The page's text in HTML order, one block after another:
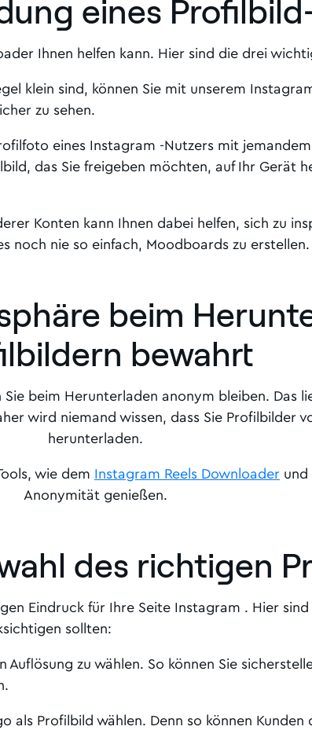
eines
Ihnen helfen kann. Hier sind die drei
klein sind, können Sie mit unserem
zu sehen.
eines Instagram -Nutzers mit
das Sie freigeben möchten, auf Ihr Gerät
Konten kann Ihnen dabei helfen, sich zu
noch nie so einfach, Moodboards zu erstellen.
beim
bewahrt
beim Herunterladen anonym bleiben. Das
wird niemand wissen, dass Sie Profilbilder
herunterladen.
wie dem Instagram Reels Downloader und
Anonymität genießen.
des richtigen
Eindruck für Ihre Seite Instagram . Hier
sollten:
zu wählen. So können Sie
als Profilbild wählen. Denn so können